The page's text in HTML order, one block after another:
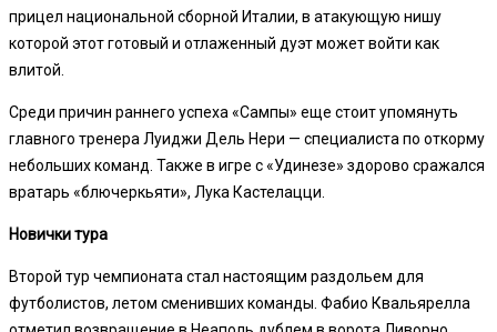
прицел национальной сборной Италии, в атакующую нишу
которой этот готовый и отлаженный дуэт может войти как
влитой.
Среди причин раннего успеха «Сампы» еще стоит упомянуть
главного тренера Луиджи Дель Нери — специалиста по откорму
небольших команд. Также в игре с «Удинезе» здорово сражался
вратарь «блючеркьяти», Лука Кастелацци.
Новички тура
Второй тур чемпионата стал настоящим раздольем для
футболистов, летом сменивших команды. Фабио Квальярелла